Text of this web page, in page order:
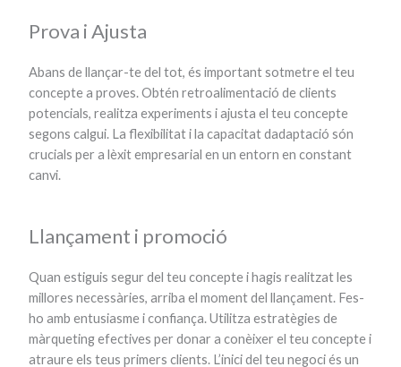
Prova i Ajusta
Abans de llançar-te del tot, és important sotmetre el teu
concepte a proves. Obtén retroalimentació de clients
potencials, realitza experiments i ajusta el teu concepte
segons calgui. La flexibilitat i la capacitat dadaptació són
crucials per a lèxit empresarial en un entorn en constant
canvi.
Llançament i promoció
Quan estiguis segur del teu concepte i hagis realitzat les
millores necessàries, arriba el moment del llançament. Fes-
ho amb entusiasme i confiança. Utilitza estratègies de
màrqueting efectives per donar a conèixer el teu concepte i
atraure els teus primers clients. L’inici del teu negoci és un